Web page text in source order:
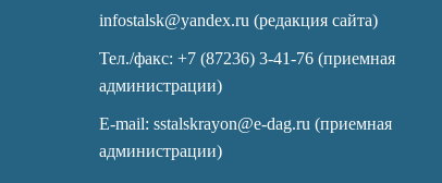
infostalsk@yandex.ru (редакция сайта)
Тел./факс: +7 (87236) 3-41-76 (приемная
администрации)
E-mail: sstalskrayon@e-dag.ru (приемная
администрации)